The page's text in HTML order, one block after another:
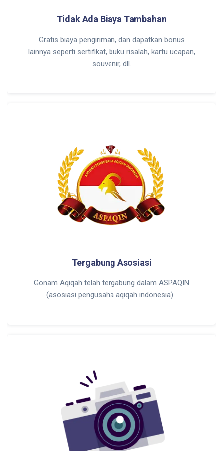
Tidak Ada Biaya Tambahan
Gratis biaya pengiriman, dan dapatkan bonus
lainnya seperti sertifikat, buku risalah, kartu ucapan,
souvenir, dll.
Tergabung Asosiasi
Gonam Aqiqah telah tergabung dalam ASPAQIN
(asosiasi pengusaha aqiqah indonesia) .